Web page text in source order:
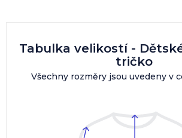
Tabulka velikostí -
tričko
Všechny rozměry jsou uvedeny v